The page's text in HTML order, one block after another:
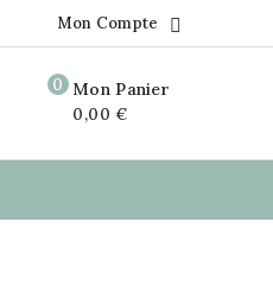
Mon Compte 
0 Mon Panier
0,00 €